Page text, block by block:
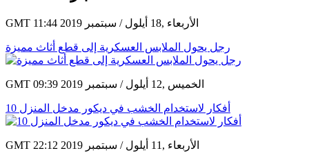
GMT 11:44 2019 الأربعاء ,18 أيلول / سبتمبر
رجل يحول الملابس العسكرية إلى قطع أثاث مميزة
GMT 09:39 2019 الخميس ,12 أيلول / سبتمبر
10 أفكار لاستخدام الخشب في ديكور مدخل المنزل
GMT 22:12 2019 الأربعاء ,11 أيلول / سبتمبر